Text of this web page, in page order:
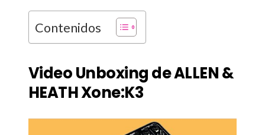
Contenidos
Video Unboxing de ALLEN &
HEATH Xone:K3